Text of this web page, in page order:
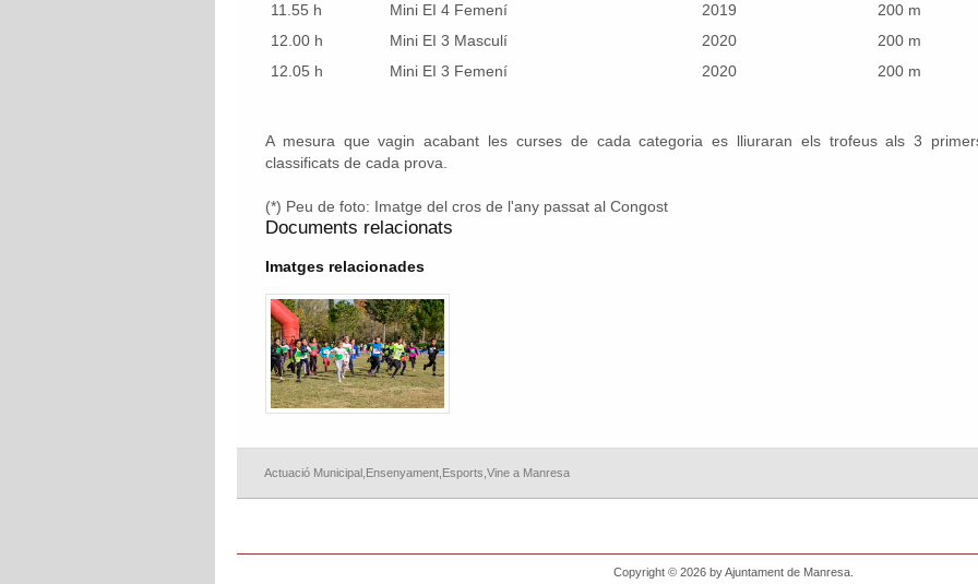
11.55 h
Mini EI 4 Femení 2019
200 m
12.00 h
Mini EI 3 Masculí 2020
200 m
12.05 h
Mini EI 3 Femení 2020 200 m
A mesura que vagin acabant les curses de cada categoria es lliuraran els trofeus als 3
classificats de cada prova.
(*) Peu de foto: Imatge del cros de l'any passat al Congost
Documents relacionats
Imatges relacionades
Actuació Municipal Ensenyament Esports Vine a Manresa
Copyright © 2026 by Ajuntament de Manresa.